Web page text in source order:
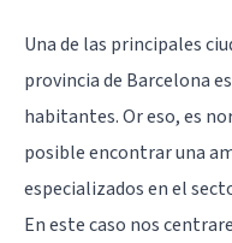
Una de las principales
provincia de Barcelona
habitantes. Or eso, es
posible encontrar una
especializados en el
En este caso nos